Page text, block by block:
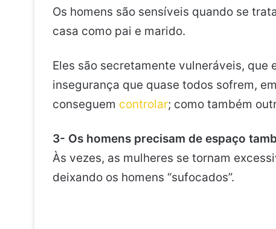
Os homens são sensíveis quando se
casa como pai e marido.
Eles são secretamente vulneráveis, que
insegurança que quase todos sofrem,
conseguem controlar; como também
3- Os homens precisam de espaço
Às vezes, as mulheres se tornam
deixando os homens “sufocados”.